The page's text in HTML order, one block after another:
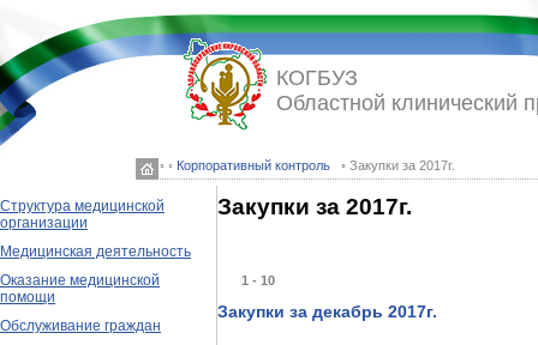
◦ ◦ Корпоративный контроль ◦ Закупки за 2017г.
КОГБУЗ
Областной клинический
Структура медицинской
организации
Медицинская деятельность
Оказание медицинской
помощи
Обслуживание граждан
Закупки за 2017г.
1 - 10
Закупки за декабрь 2017г.